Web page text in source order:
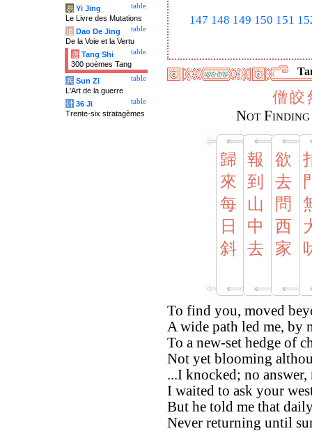
147 148 149 150 151
僧皎
Not Finding
歸
來
每
日
斜
報
到
山
中
去
欲
去
問
西
家
To find you, moved
A wide path led me, by
To a new-set hedge of
Not yet blooming
...I knocked; no answer,
I waited to ask your
But he told me that
Never returning until
table
易 Yi Jing
Le Livre des Mutations
table
道 Dao De Jing
De la Voie et la Vertu
table
唐 Tang Shi
300 poèmes Tang
table
兵 Sun Zi
L'Art de la guerre
table
计 36 Ji
Trente-six stratagèmes